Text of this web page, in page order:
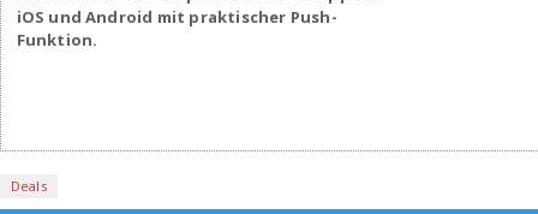
iOS und Android mit praktischer Push-
Funktion.
Deals